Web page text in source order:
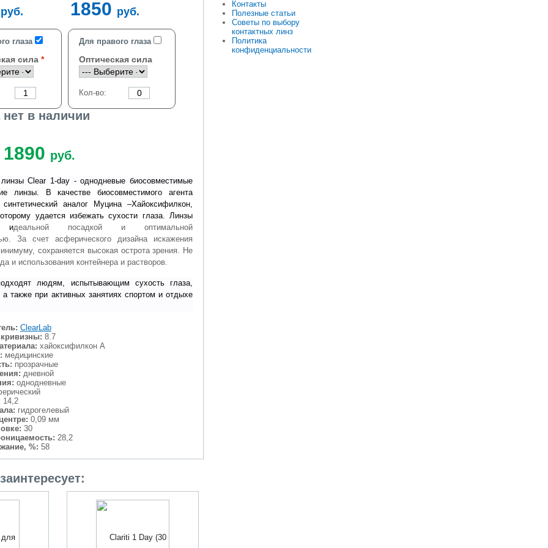
руб. 1850 руб.
глаза
сила
Для правого глаза
Оптическая сила
Кол-во:
нет в наличии
1890 руб.
линзы Clear 1-day - однодневые биосовместимые
линзы.
В качестве биосовместимого агента
синтетический аналог Муцина –Хайоксифилкон,
удается избежать сухости глаза. Линзы
идеальной посадкой и оптимальной
За счет асферического дизайна искажения
сохраняется высокая острота зрения. Не
и использования контейнера и растворов.
людям, испытывающим сухость глаза,
а также при активных занятиях спортом и отдыхе
ClearLab
8.7
хайоксифилкон А
медицинские
прозрачные
дневной
однодневные
14,2
гидрогелевый
0,09 мм
30
28,2
%: 58
Контакты
Полезные статьи
Советы по выбору
контактных линз
Политика
конфиденциальности